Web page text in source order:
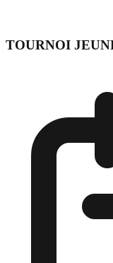
TOURNOI